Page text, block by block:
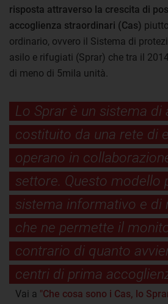
risposta attraverso la crescita di
accoglienza straordinari (Cas)
ordinario, ovvero il Sistema di
asilo e rifugiati (Sprar) che tra il
di meno di 5mila unità.
Lo Sprar è un sistema di
costituito da una rete di
operano in
settore. Questo modello
sistema informativo e di
che ne permette il
contrario di quanto
centri di prima
Vai a "Che cosa sono i Cas, lo